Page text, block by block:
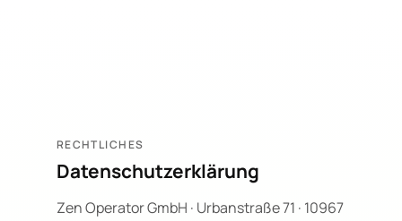
RECHTLICHES
Datenschutzerklärung
Zen Operator GmbH · Urbanstraße 71 · 10967